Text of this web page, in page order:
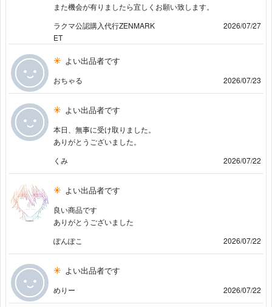
また機会が有りましたら宜しくお願い致します。
ラクマ公認購入代行ZENMARK
ET
2026/07/27
よい出品者です
おちゃる 2026/07/23
よい出品者です
本日、無事に受け取りました。
ありがとうございました。
くみ
2026/07/22
よい出品者です
良い商品です
ありがとうございました
ぽんぽこ
2026/07/22
よい出品者です
めりー 2026/07/22